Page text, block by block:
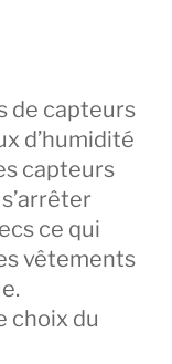
de capteurs
d’humidité
capteurs
ce qui
vêtements
choix du